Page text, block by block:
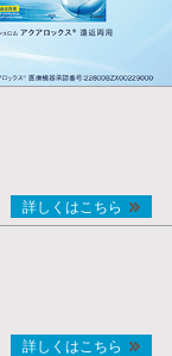
詳しくはこちら
詳しくはこちら